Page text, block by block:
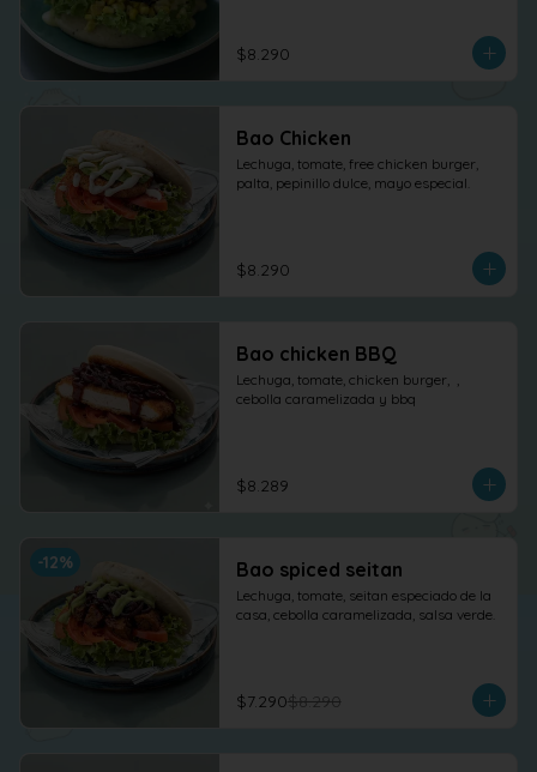
$8.290
Bao Chicken
Lechuga, tomate, free chicken burger,
palta, pepinillo dulce, mayo especial.
$8.290
Bao chicken BBQ
Lechuga, tomate, chicken burger,  ,
cebolla caramelizada y bbq
$8.289
-12% Bao spiced seitan
Lechuga, tomate, seitan especiado de la
casa, cebolla caramelizada, salsa verde.
$7.290$8.290